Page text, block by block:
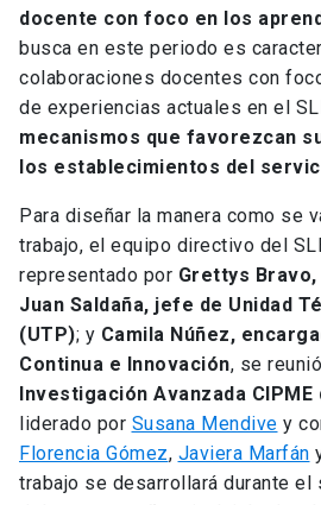
docente con foco en los
busca en este periodo es
colaboraciones docentes con
de experiencias actuales en el
mecanismos que favorezcan
los establecimientos del
Para diseñar la manera como se
trabajo, el equipo directivo del
representado por Grettys
Juan Saldaña, jefe de Unidad
(UTP); y Camila Núñez,
Continua e Innovación, se
Investigación Avanzada CIPME
liderado por Susana Mendive y
Florencia Gómez, Javiera Marfán
trabajo se desarrollará durante el